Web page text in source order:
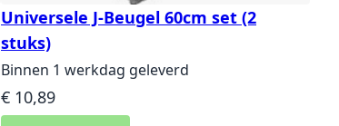
Universele J-Beugel 60cm set (2
stuks)
Binnen 1 werkdag geleverd
€ 10,89